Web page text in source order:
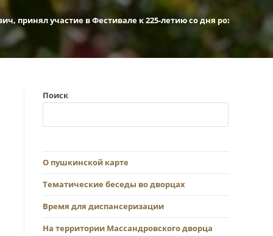
принял участие в Фестивале к 225-летию со дня рождения
Поиск
О пушкинской карте
Тематические беседы во дворцах
Время для диспансеризации
На территории Массандровского дворца